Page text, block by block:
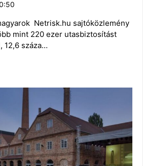
Netrisk.hu sajtóközlemény
mint 220 ezer utasbiztosítást
12,6 száza…